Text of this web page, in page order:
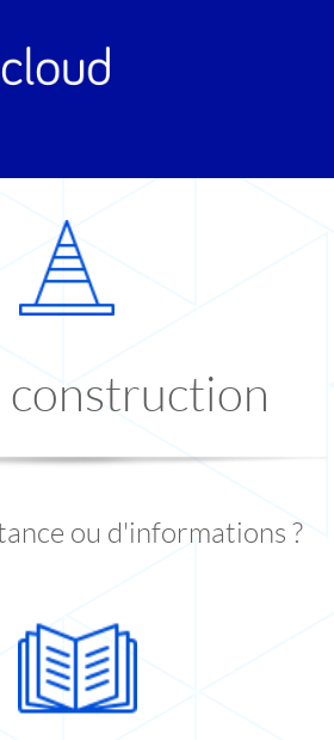
construction
ou d'informations ?